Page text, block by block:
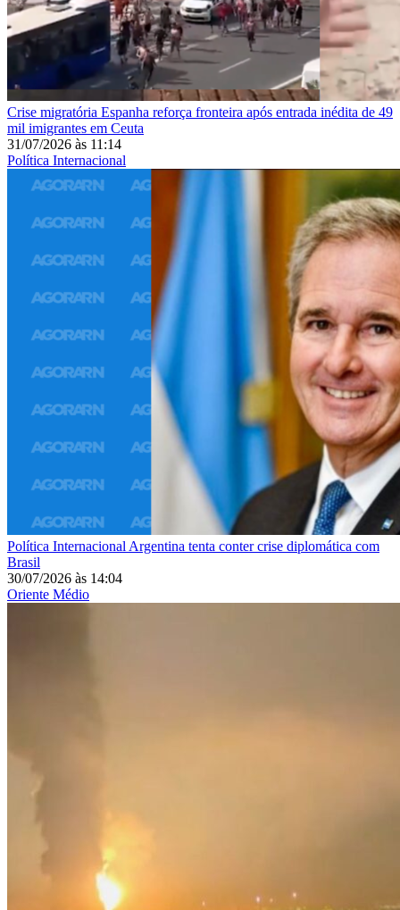
Crise migratória Espanha reforça fronteira após entrada inédita de 49
mil imigrantes em Ceuta
31/07/2026 às 11:14
Política Internacional
Política Internacional Argentina tenta conter crise diplomática com
Brasil
30/07/2026 às 14:04
Oriente Médio